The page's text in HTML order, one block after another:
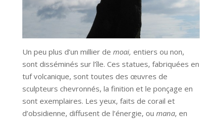
Un peu plus d’un millier de moai, entiers ou non,
sont disséminés sur l’île. Ces statues, fabriquées en
tuf volcanique, sont toutes des œuvres de
sculpteurs chevronnés, la finition et le ponçage en
sont exemplaires. Les yeux, faits de corail et
d’obsidienne, diffusent de l’énergie, ou mana, en